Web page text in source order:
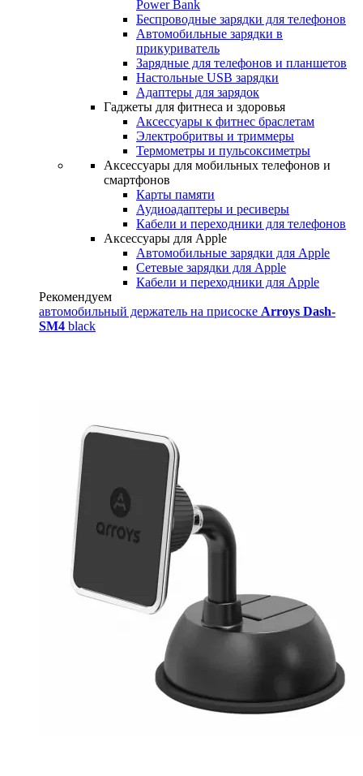
Power Bank
Беспроводные зарядки для телефонов
Автомобильные зарядки в
прикуриватель
Зарядные для телефонов и планшетов
Настольные USB зарядки
Адаптеры для зарядок
Гаджеты для фитнеса и здоровья
Аксессуары к фитнес браслетам
Электробритвы и триммеры
Термометры и пульсоксиметры
Аксессуары для мобильных телефонов и
смартфонов
Карты памяти
Аудиоадаптеры и ресиверы
Кабели и переходники для телефонов
Аксессуары для Apple
Автомобильные зарядки для Apple
Сетевые зарядки для Apple
Кабели и переходники для Apple
Рекомендуем
автомобильный держатель на присоске Arroys Dash-
SM4 black